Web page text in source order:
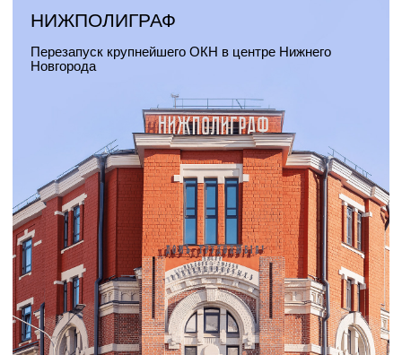
Опубликовали работу о «слепой зоне»
ПОМОГАЕМ НАСЛЕДИЮ ЧЕРЕЗ
ЧАСТНЫЕ ИНВЕСТИЦИИ
В ИСТОРИЧЕСКИЕ ГОРОДА
И ТЕРРИТОРИИ, ЗАНИМАЕМСЯ
РЕСТАВРАЦИЕЙ ОБЪЕКТОВ
ПОД КЛЮЧ И ЗАПУСКАЕМ
НЕСТАНДАРТНЫЕ БИЗНЕС-
МОДЕЛИ В ОКН